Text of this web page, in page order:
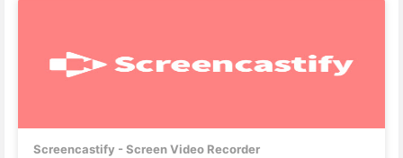
Screencastify - Screen Video Recorder